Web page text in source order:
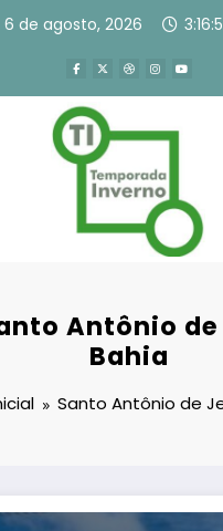
6 de agosto, 2026
Antônio
Bahia
Santo Antônio de